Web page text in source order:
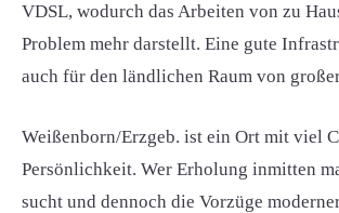
VDSL, wodurch das Arbeiten von zu
Problem mehr darstellt. Eine gute
auch für den ländlichen Raum von
Weißenborn/Erzgeb. ist ein Ort mit viel
Persönlichkeit. Wer Erholung inmitten
sucht und dennoch die Vorzüge